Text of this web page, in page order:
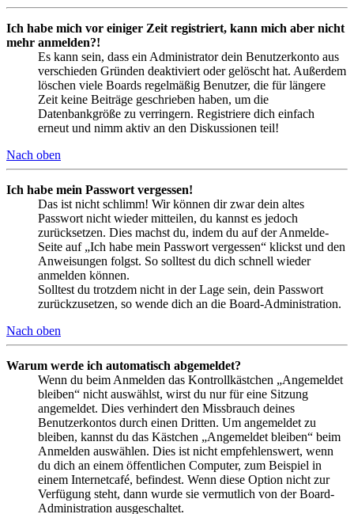
Ich habe mich vor einiger Zeit registriert, kann mich aber nicht
mehr anmelden?!
Es kann sein, dass ein Administrator dein Benutzerkonto aus
verschieden Gründen deaktiviert oder gelöscht hat. Außerdem
löschen viele Boards regelmäßig Benutzer, die für längere
Zeit keine Beiträge geschrieben haben, um die
Datenbankgröße zu verringern. Registriere dich einfach
erneut und nimm aktiv an den Diskussionen teil!
Nach oben
Ich habe mein Passwort vergessen!
Das ist nicht schlimm! Wir können dir zwar dein altes
Passwort nicht wieder mitteilen, du kannst es jedoch
zurücksetzen. Dies machst du, indem du auf der Anmelde-
Seite auf „Ich habe mein Passwort vergessen“ klickst und den
Anweisungen folgst. So solltest du dich schnell wieder
anmelden können.
Solltest du trotzdem nicht in der Lage sein, dein Passwort
zurückzusetzen, so wende dich an die Board-Administration.
Nach oben
Warum werde ich automatisch abgemeldet?
Wenn du beim Anmelden das Kontrollkästchen „Angemeldet
bleiben“ nicht auswählst, wirst du nur für eine Sitzung
angemeldet. Dies verhindert den Missbrauch deines
Benutzerkontos durch einen Dritten. Um angemeldet zu
bleiben, kannst du das Kästchen „Angemeldet bleiben“ beim
Anmelden auswählen. Dies ist nicht empfehlenswert, wenn
du dich an einem öffentlichen Computer, zum Beispiel in
einem Internetcafé, befindest. Wenn diese Option nicht zur
Verfügung steht, dann wurde sie vermutlich von der Board-
Administration ausgeschaltet.